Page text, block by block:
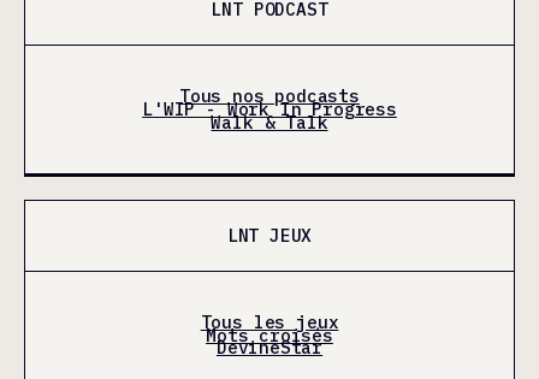
LNT PODCAST
Tous nos podcasts
L'WIP - Work In Progress
Walk & Talk
LNT JEUX
Tous les jeux
Mots croisés
DevineStar